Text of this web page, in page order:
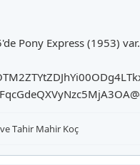
Pony Express (1953) var.
veTahir Mahir Koç